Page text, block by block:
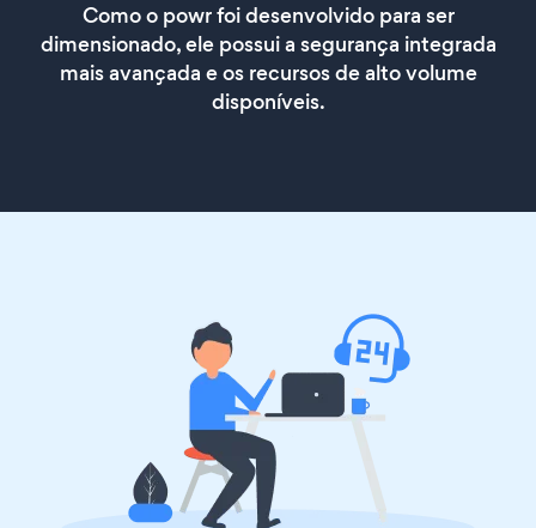
Como o powr foi desenvolvido para ser
dimensionado, ele possui a segurança integrada
mais avançada e os recursos de alto volume
disponíveis.